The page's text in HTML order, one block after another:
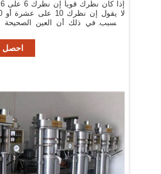
والسبب في ذلك أن العين
احصل